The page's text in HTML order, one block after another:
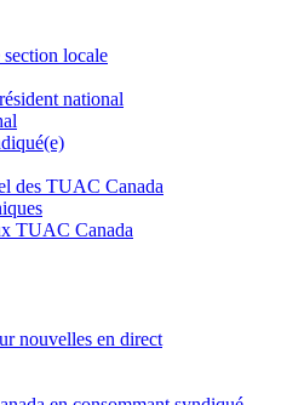
locale
national
des TUAC Canada
TUAC Canada
nouvelles en direct